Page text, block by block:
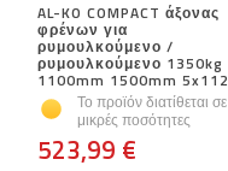
AL-KO COMPACT άξονας
φρένων για
ρυμουλκούμενο /
ρυμουλκούμενο 1350kg
1100mm 1500mm 5x112
Το προϊόν διατίθεται σε
μικρές ποσότητες
523,99 €